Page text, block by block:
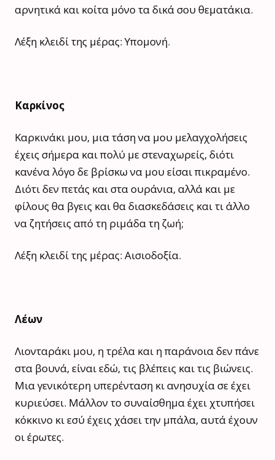
αρνητικά και κοίτα μόνο τα δικά σου θεματάκια.
Λέξη κλειδί της μέρας: Υπομονή.
Καρκίνος
Καρκινάκι μου, μια τάση να μου μελαγχολήσεις
έχεις σήμερα και πολύ με στεναχωρείς, διότι
κανένα λόγο δε βρίσκω να μου είσαι πικραμένο.
Διότι δεν πετάς και στα ουράνια, αλλά και με
φίλους θα βγεις και θα διασκεδάσεις και τι άλλο
να ζητήσεις από τη ριμάδα τη ζωή;
Λέξη κλειδί της μέρας: Αισιοδοξία.
Λέων
Λιονταράκι μου, η τρέλα και η παράνοια δεν πάνε
στα βουνά, είναι εδώ, τις βλέπεις και τις βιώνεις.
Μια γενικότερη υπερένταση κι ανησυχία σε έχει
κυριεύσει. Μάλλον το συναίσθημα έχει χτυπήσει
κόκκινο κι εσύ έχεις χάσει την μπάλα, αυτά έχουν
οι έρωτες.